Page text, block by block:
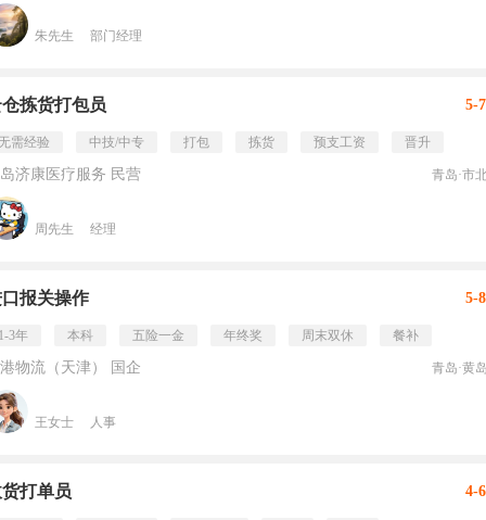
朱先生 部门经理
拣货打包员 5-
需经验 中技/中专 打包 拣货 预支工资 晋升
济康医疗服务 民营 青岛·市
周先生 经理
报关操作 5-
3年 本科 五险一金 年终奖 周末双休 餐补
物流（天津） 国企 青岛·黄
王女士 人事
打单员 4-